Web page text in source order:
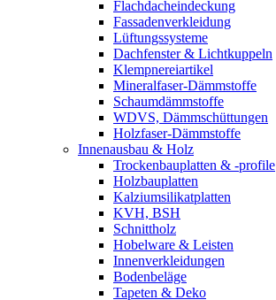
Flachdacheindeckung
Fassadenverkleidung
Lüftungssysteme
Dachfenster & Lichtkuppeln
Klempnereiartikel
Mineralfaser-Dämmstoffe
Schaumdämmstoffe
WDVS, Dämmschüttungen
Holzfaser-Dämmstoffe
Innenausbau & Holz
Trockenbauplatten & -profile
Holzbauplatten
Kalziumsilikatplatten
KVH, BSH
Schnittholz
Hobelware & Leisten
Innenverkleidungen
Bodenbeläge
Tapeten & Deko